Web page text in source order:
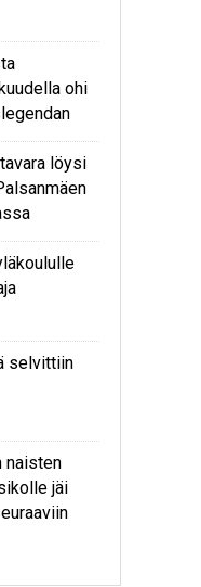
ohi
löysi
selvittiin
naisten
jäi